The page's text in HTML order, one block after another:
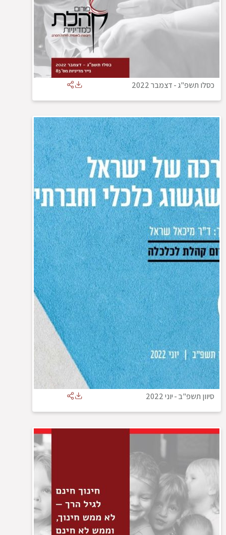
כסלו תשפ"ג-דצמבר 2022
סיוון תשפ"ב-יוני 2022